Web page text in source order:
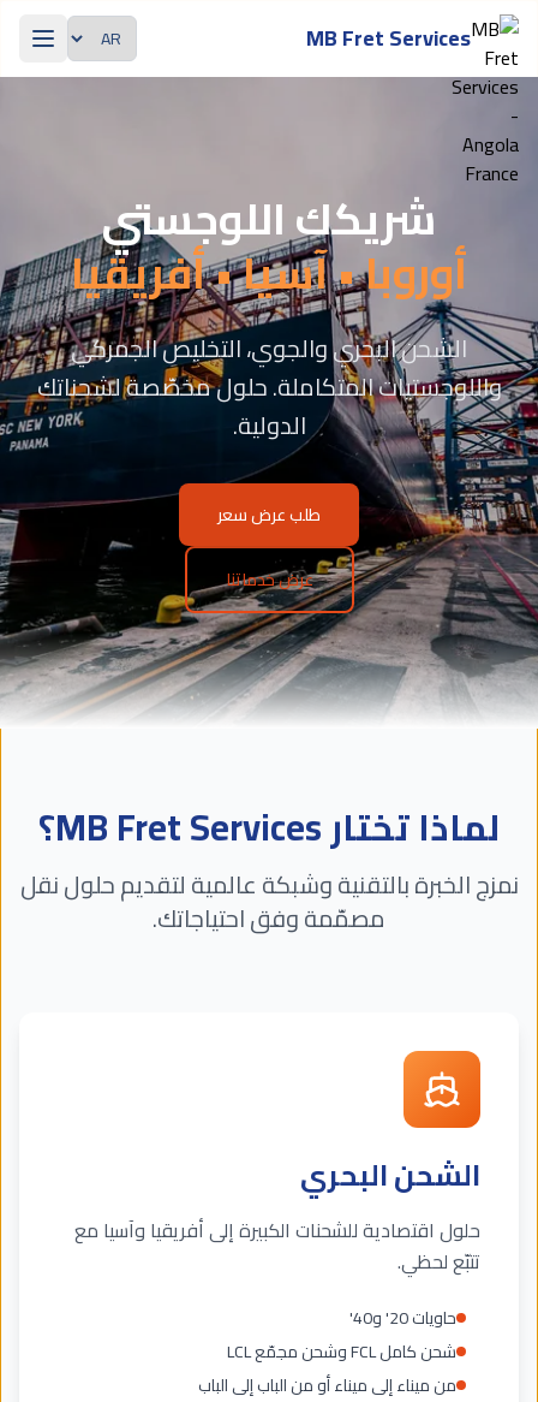
Passer au contenu principal
MB Fret Services اللغة
شريكك اللوجستي
أوروبا • آسيا • أفريقيا
الشحن البحري والجوي، التخليص الجمركي
واللوجستيات المتكاملة. حلول مخصّصة لشحناتك
الدولية.
طلب عرض سعر
عرض خدماتنا
لماذا تختار MB Fret Services؟
نمزج الخبرة بالتقنية وشبكة عالمية لتقديم حلول نقل
مصمّمة وفق احتياجاتك.
الشحن البحري
حلول اقتصادية للشحنات الكبيرة إلى أفريقيا وآسيا مع
تتبّع لحظي.
حاويات 20' و40'
شحن كامل FCL وشحن مجمّع LCL
من ميناء إلى ميناء أو من الباب إلى الباب